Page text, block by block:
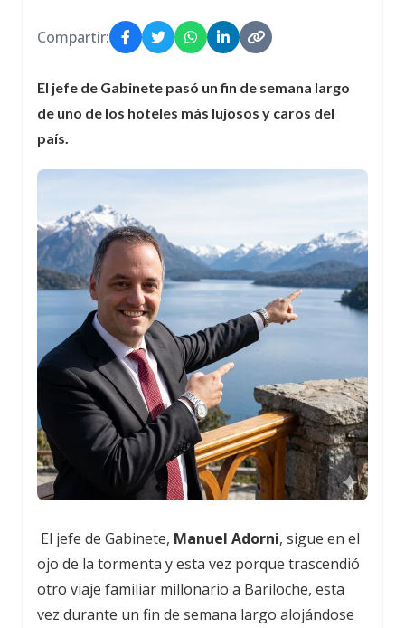
Compartir:
El jefe de Gabinete pasó un fin de semana largo
de uno de los hoteles más lujosos y caros del
país.
El jefe de Gabinete, Manuel Adorni, sigue en el
ojo de la tormenta y esta vez porque trascendió
otro viaje familiar millonario a Bariloche, esta
vez durante un fin de semana largo alojándose